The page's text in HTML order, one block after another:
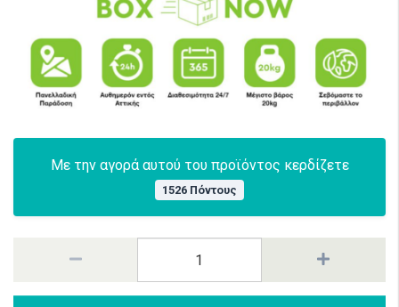
Με την αγορά αυτού του προϊόντος κερδίζετε
1526 Πόντους